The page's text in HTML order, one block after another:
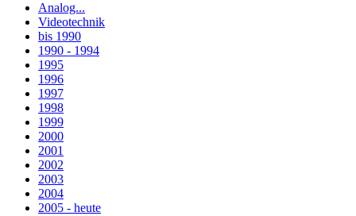
Analog...
Videotechnik
bis 1990
1990 - 1994
1995
1996
1997
1998
1999
2000
2001
2002
2003
2004
2005 - heute